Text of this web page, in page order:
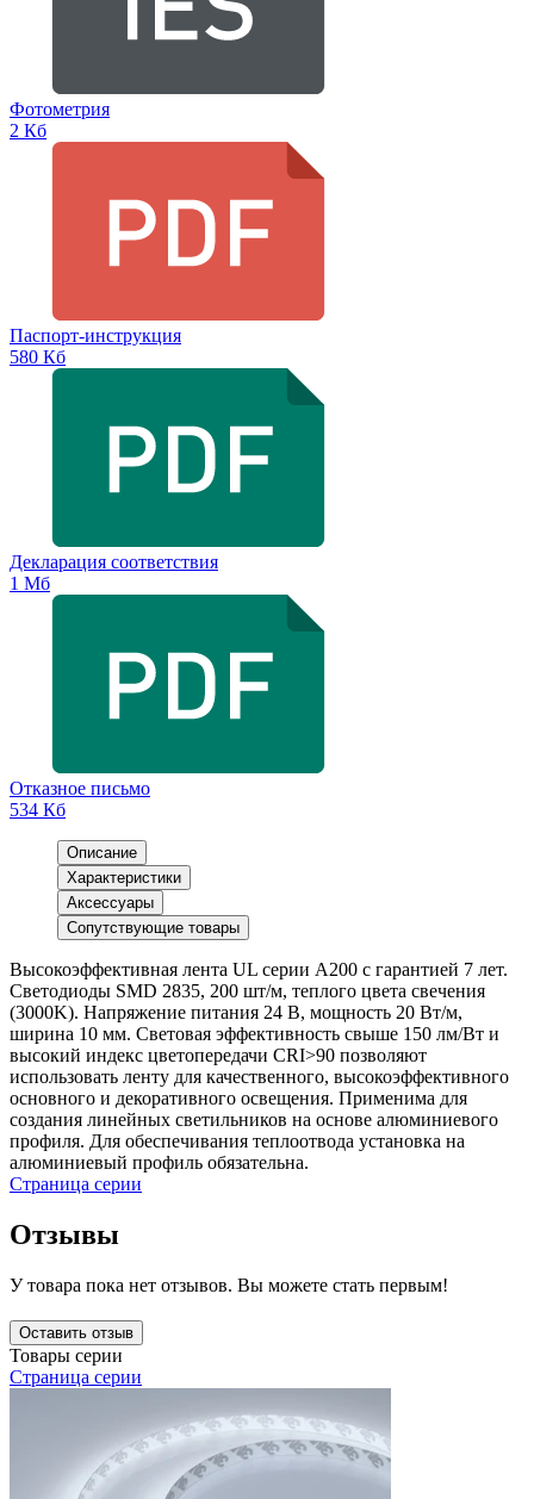
Фотометрия
2 Кб
Паспорт-инструкция
580 Кб
Декларация соответствия
1 Мб
Отказное письмо
534 Кб
Описание
Характеристики
Аксессуары
Сопутствующие товары
Высокоэффективная лента UL серии A200 с гарантией 7 лет.
Светодиоды SMD 2835, 200 шт/м, теплого цвета свечения
(3000K). Напряжение питания 24 В, мощность 20 Вт/м,
ширина 10 мм. Световая эффективность свыше 150 лм/Вт и
высокий индекс цветопередачи CRI>90 позволяют
использовать ленту для качественного, высокоэффективного
основного и декоративного освещения. Применима для
создания линейных светильников на основе алюминиевого
профиля. Для обеспечивания теплоотвода установка на
алюминиевый профиль обязательна.
Страница серии
Отзывы
У товара пока нет отзывов. Вы можете стать первым!
Оставить отзыв
Товары серии
Страница серии